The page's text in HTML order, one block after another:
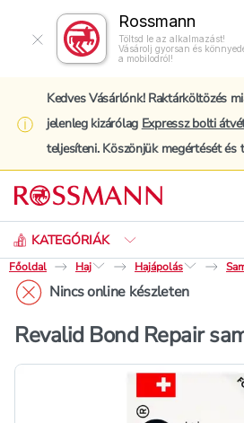
Rossmann
Töltsd le az alkalmazást!
Vásárolj gyorsan és
a mobilodról!
Kedves Vásárlónk! Raktárköltözés
jelenleg kizárólag Expressz bolti
teljesíteni. Köszönjük megértését és
KATEGÓRIÁK
Keresés
Főoldal
Haj Hajápolás
Nincs online készleten
Revalid Bond Repair